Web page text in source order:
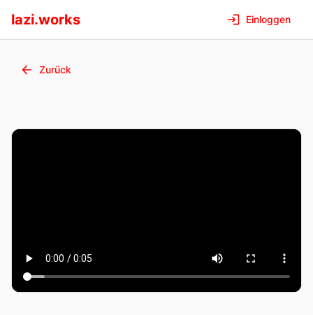
lazi.works Einloggen
Zurück